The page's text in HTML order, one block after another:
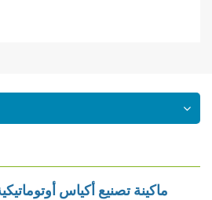
ماكينة تصنيع أكياس